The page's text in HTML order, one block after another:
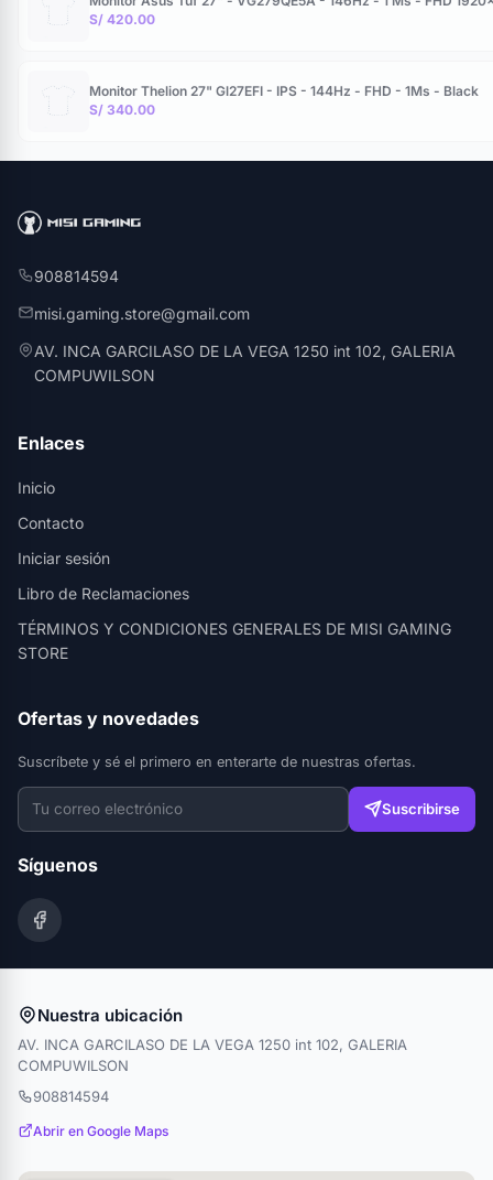
S/ 420.00
Monitor Thelion 27" Gl27EFI - IPS - 144Hz - FHD - 1Ms - Black
S/ 340.00
908814594
misi.gaming.store@gmail.com
AV. INCA GARCILASO DE LA VEGA 1250 int 102, GALERIA
COMPUWILSON
Enlaces
Inicio
Contacto
Iniciar sesión
Libro de Reclamaciones
TÉRMINOS Y CONDICIONES GENERALES DE MISI GAMING
STORE
Ofertas y novedades
Suscríbete y sé el primero en enterarte de nuestras ofertas.
Suscribirse
Síguenos
Nuestra ubicación
AV. INCA GARCILASO DE LA VEGA 1250 int 102, GALERIA
COMPUWILSON
908814594
Abrir en Google Maps